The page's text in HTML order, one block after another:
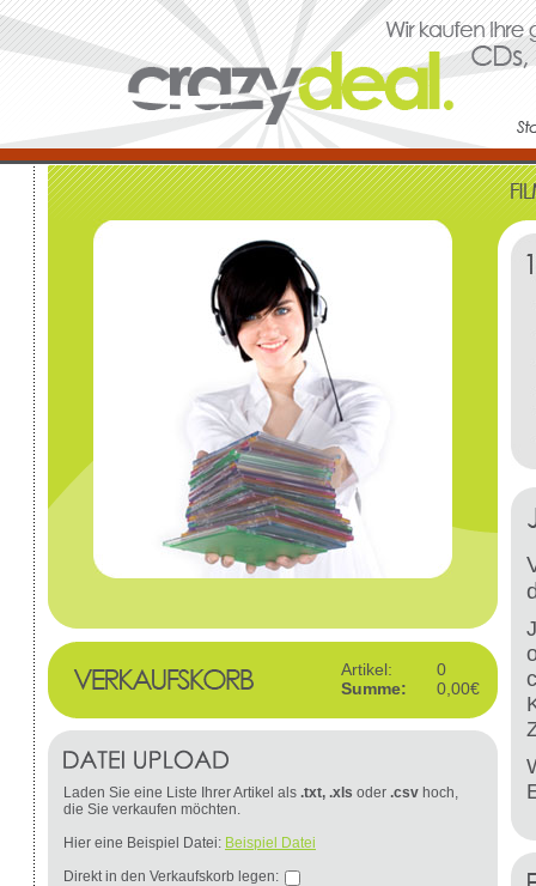
Artikel:
0
Summe:
0,00€
Laden Sie eine Liste Ihrer Artikel als .txt, .xls oder .csv hoch,
die Sie verkaufen möchten.
Hier eine Beispiel Datei: Beispiel Datei
Direkt in den Verkaufskorb legen: